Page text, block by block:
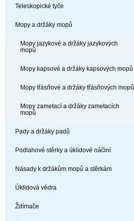
Teleskopické tyče
Mopy a držáky mopů
Mopy jazykové a držáky jazykových
mopů
Mopy kapsové a držáky kapsových mopů
Mopy třásňové a držáky třásňových mopů
Mopy zametací a držáky zametacích
mopů
Pady a držáky padů
Podlahové stěrky a úklidové náčiní
Násady k držákům mopů a stěrkám
Úklidová vědra
Ždímače